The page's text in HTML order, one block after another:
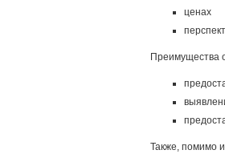
ценах
Преимущества
Также, помимо